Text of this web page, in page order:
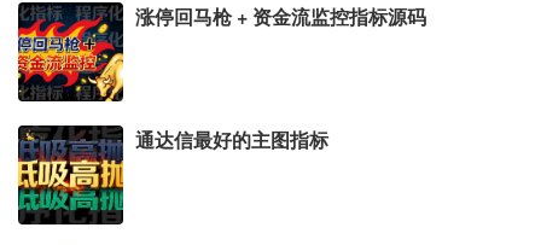
涨停回马枪 + 资金流监控指标源码
通达信最好的主图指标